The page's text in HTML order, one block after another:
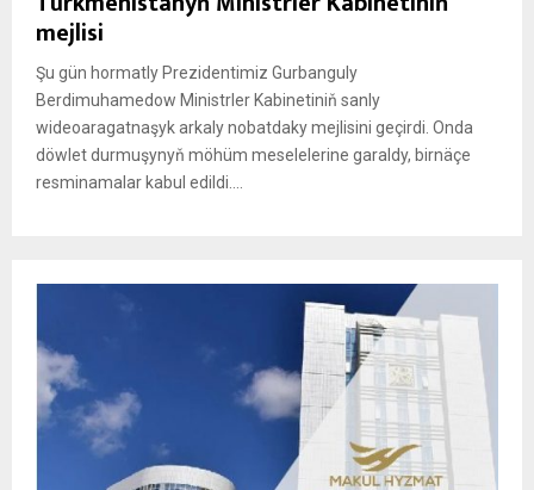
mejlisi
Şu gün hormatly Prezidentimiz Gurbanguly
Berdimuhamedow Ministrler Kabinetiniň sanly
wideoaragatnaşyk arkaly nobatdaky mejlisini geçirdi. Onda
döwlet durmuşynyň möhüm meselelerine garaldy, birnäçe
resminamalar kabul edildi....